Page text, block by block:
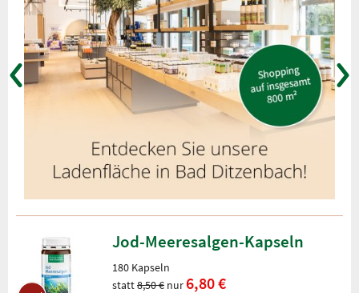
Jod-Meeresalgen-Kapseln
180 Kapseln
statt8,50 € nur6,80 €